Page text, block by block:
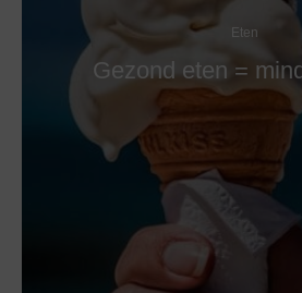
Eten
Gezond eten =